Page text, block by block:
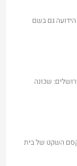
הידועה גם בשם
שכונה
השקט של בית